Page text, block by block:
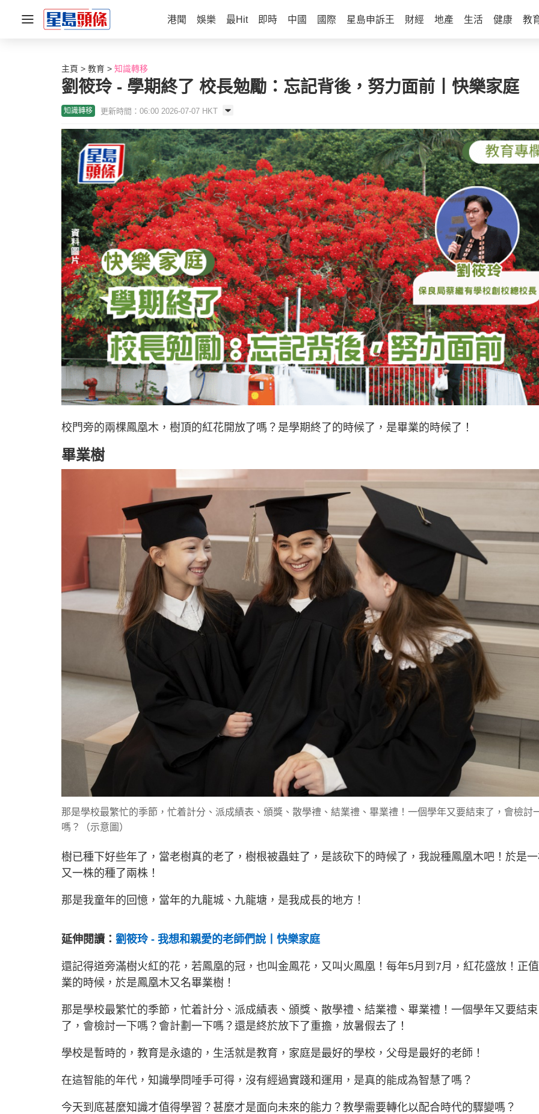
港聞 娛樂 最Hit 即時 中國 國際 星島申訴王 財經 地產 生活 健康 教
主頁 教育 知識轉移
劉筱玲 - 學期終了 校長勉勵：忘記背後，努力面前丨快樂家庭
知識轉移 更新時間：06:00 2026-07-07 HKT
校門旁的兩棵鳳凰木，樹頂的紅花開放了嗎？是學期終了的時候了，是畢業的時候了！
畢業樹
那是學校最繁忙的季節，忙着計分、派成績表、頒獎、散學禮、結業禮、畢業禮！一個學年又要結束了，會檢討
嗎？（示意圖）
樹已種下好些年了，當老樹真的老了，樹根被蟲蛀了，是該砍下的時候了，我說種鳳凰木吧！於是
又一株的種了兩株！
那是我童年的回憶，當年的九龍城、九龍塘，是我成長的地方！
延伸閱讀： 劉筱玲 - 我想和親愛的老師們說丨快樂家庭
還記得道旁滿樹火紅的花，若鳳凰的冠，也叫金鳳花，又叫火鳳凰！每年5月到7月，紅花盛放！正
業的時候，於是鳳凰木又名畢業樹！
那是學校最繁忙的季節，忙着計分、派成績表、頒獎、散學禮、結業禮、畢業禮！一個學年又要結束
了，會檢討一下嗎？會計劃一下嗎？還是終於放下了重擔，放暑假去了！
學校是暫時的，教育是永遠的，生活就是教育，家庭是最好的學校，父母是最好的老師！
在這智能的年代，知識學問唾手可得，沒有經過實踐和運用，是真的能成為智慧了嗎？
今天到底甚麼知識才值得學習？甚麼才是面向未來的能力？教學需要轉化以配合時代的驟變嗎？